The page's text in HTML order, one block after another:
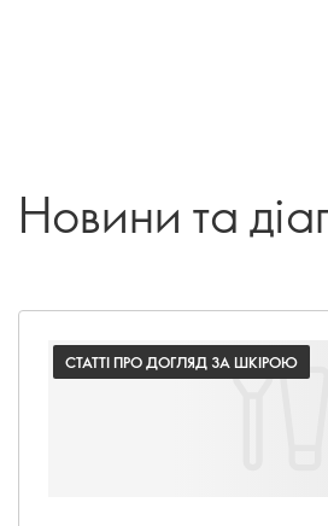
Новини та
СТАТТІ ПРО ДОГЛЯД ЗА ШКІРОЮ